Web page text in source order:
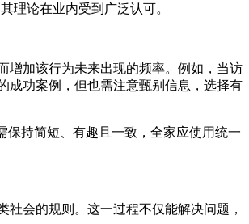
理论在业内受到广泛认可。
加该行为未来出现的频率。例如，当访
成功案例，但也需注意甄别信息，选择有
持简短、有趣且一致，全家应使用统一
会的规则。这一过程不仅能解决问题，